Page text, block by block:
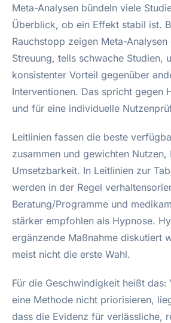
Meta-Analysen bündeln viele
Überblick, ob ein Effekt stabil ist.
Rauchstopp zeigen Meta-
Streuung, teils schwache Studien,
konsistenter Vorteil gegenüber
Interventionen. Das spricht gegen
und für eine individuelle
Leitlinien fassen die beste
zusammen und gewichten Nutzen,
Umsetzbarkeit. In Leitlinien zur
werden in der Regel
Beratung/Programme und
stärker empfohlen als Hypnose.
ergänzende Maßnahme diskutiert
meist nicht die erste Wahl.
Für die Geschwindigkeit heißt das:
eine Methode nicht priorisieren,
dass die Evidenz für verlässliche,